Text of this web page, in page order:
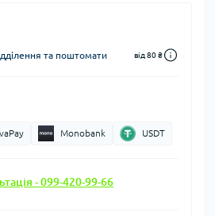
та поштомати від 80 ₴
Monobank USDT
- 099-420-99-66